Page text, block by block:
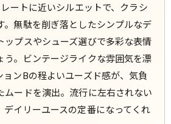
情報
Out チャンネル
ート
ートに近いシルエットで、クラシ
。無駄を削ぎ落としたシンプルなデ
ップスやシューズ選びで多彩な表情
う。ビンテージライクな雰囲気を漂
ンBの程よいユーズド感が、気負
ムードを演出。流行に左右されない
デイリーユースの定番になってくれ